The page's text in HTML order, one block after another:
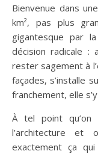
Bienvenue dans
km², pas plus
gigantesque par
décision radicale
rester sagement à
façades, s’installe
franchement, elle
À tel point
l’architecture et
exactement ça